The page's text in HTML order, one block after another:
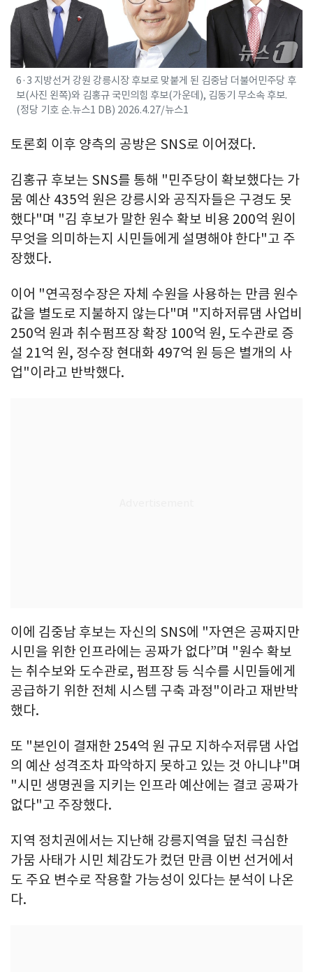
6·3 지방선거 강원 강릉시장 후보로 맞붙게 된 김중남 더불어민주당 후
보(사진 왼쪽)와 김홍규 국민의힘 후보(가운데), 김동기 무소속 후보.
(정당 기호 순.뉴스1 DB) 2026.4.27/뉴스1
토론회 이후 양측의 공방은 SNS로 이어졌다.
김홍규 후보는 SNS를 통해 "민주당이 확보했다는 가
뭄 예산 435억 원은 강릉시와 공직자들은 구경도 못
했다"며 "김 후보가 말한 원수 확보 비용 200억 원이
무엇을 의미하는지 시민들에게 설명해야 한다"고 주
장했다.
이어 "연곡정수장은 자체 수원을 사용하는 만큼 원수
값을 별도로 지불하지 않는다"며 "지하저류댐 사업비
250억 원과 취수펌프장 확장 100억 원, 도수관로 증
설 21억 원, 정수장 현대화 497억 원 등은 별개의 사
업"이라고 반박했다.
이에 김중남 후보는 자신의 SNS에 "자연은 공짜지만
시민을 위한 인프라에는 공짜가 없다”며 "원수 확보
는 취수보와 도수관로, 펌프장 등 식수를 시민들에게
공급하기 위한 전체 시스템 구축 과정"이라고 재반박
했다.
또 "본인이 결재한 254억 원 규모 지하수저류댐 사업
의 예산 성격조차 파악하지 못하고 있는 것 아니냐"며
"시민 생명권을 지키는 인프라 예산에는 결코 공짜가
없다"고 주장했다.
지역 정치권에서는 지난해 강릉지역을 덮친 극심한
가뭄 사태가 시민 체감도가 컸던 만큼 이번 선거에서
도 주요 변수로 작용할 가능성이 있다는 분석이 나온
다.